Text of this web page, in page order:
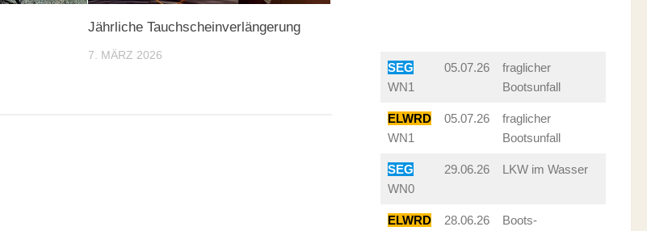
Jährliche Tauchscheinverlängerung
7. MÄRZ 2026
SEG
WN1
05.07.26
fraglicher
Bootsunfall
ELWRD
WN1
05.07.26
fraglicher
Bootsunfall
SEG
WN0
29.06.26 LKW im Wasser
ELWRD
28.06.26
Boots-